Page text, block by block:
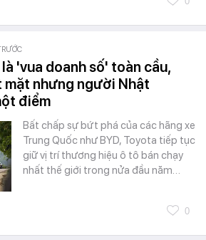
'vua doanh số' toàn cầu,
mặt nhưng người Nhật
điểm
Bất chấp sự bứt phá của các hãng xe
Trung Quốc như BYD, Toyota tiếp tục
giữ vị trí thương hiệu ô tô bán chạy
nhất thế giới trong nửa đầu năm…
0